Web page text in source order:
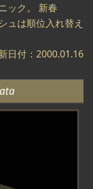
ック。 新春
ュは順位入れ替え
日付：2000.01.16